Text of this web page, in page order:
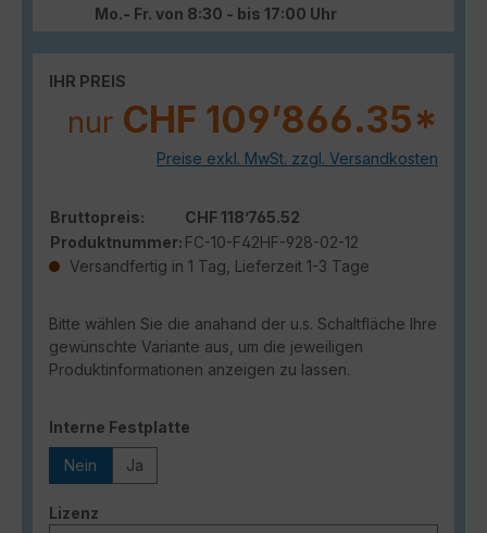
Mo.- Fr. von 8:30 - bis 17:00 Uhr
IHR PREIS
nur CHF 109’866.35*
Preise exkl. MwSt. zzgl. Versandkosten
Bruttopreis:
CHF 118’765.52
Produktnummer: FC-10-F42HF-928-02-12
Versandfertig in 1 Tag, Lieferzeit 1-3 Tage
Bitte wählen Sie die anahand der u.s. Schaltfläche Ihre
gewünschte Variante aus, um die jeweiligen
Produktinformationen anzeigen zu lassen.
Interne Festplatte
Nein Ja
Lizenz